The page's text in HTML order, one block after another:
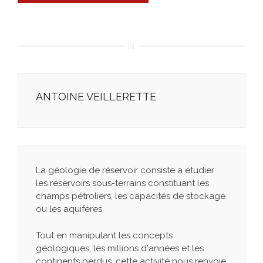
ANTOINE VEILLERETTE
La géologie de réservoir consiste a étudier
les réservoirs sous-terrains constituant les
champs pétroliers, les capacités de stockage
ou les aquifères.
Tout en manipulant les concepts
géologiques, les millions d'années et les